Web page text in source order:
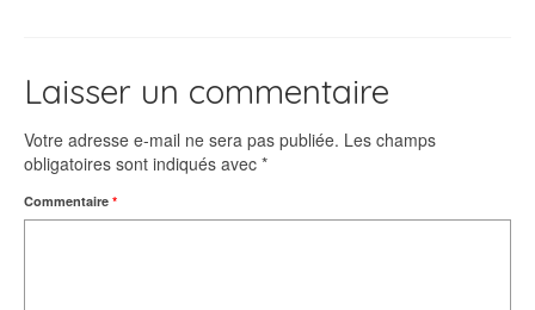
Laisser un commentaire
Votre adresse e-mail ne sera pas publiée. Les champs
obligatoires sont indiqués avec *
Commentaire *